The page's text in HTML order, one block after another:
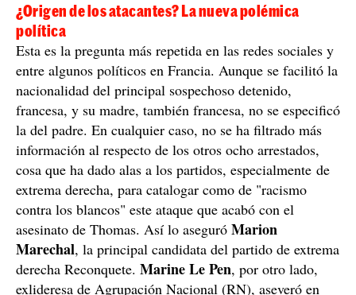
¿Origen de los atacantes? La nueva polémica
política
Esta es la pregunta más repetida en las redes sociales y
entre algunos políticos en Francia. Aunque se facilitó la
nacionalidad del principal sospechoso detenido,
francesa, y su madre, también francesa, no se especificó
la del padre. En cualquier caso, no se ha filtrado más
información al respecto de los otros ocho arrestados,
cosa que ha dado alas a los partidos, especialmente de
extrema derecha, para catalogar como de "racismo
contra los blancos" este ataque que acabó con el
asesinato de Thomas. Así lo aseguró Marion
Marechal, la principal candidata del partido de extrema
derecha Reconquete. Marine Le Pen, por otro lado,
exlideresa de Agrupación Nacional (RN), aseveró en